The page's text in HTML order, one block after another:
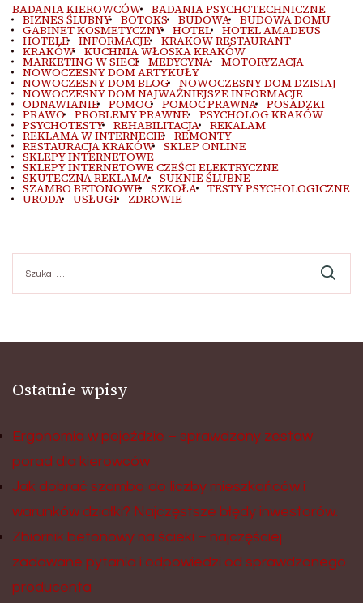
BADANIA KIEROWCÓW BADANIA PSYCHOTECHNICZNE
BIZNES ŚLUBNY BOTOKS BUDOWA BUDOWA DOMU
GABINET KOSMETYCZNY HOTEL HOTEL AMADEUS
HOTELE INFORMACJE KRAKOW RESTAURANT
KRAKÓW KUCHNIA WŁOSKA KRAKÓW
MARKETING W SIECI MEDYCYNA MOTORYZACJA
NOWOCZESNY DOM ARTYKUŁY
NOWOCZESNY DOM BLOG NOWOCZESNY DOM DZISIAJ
NOWOCZESNY DOM NAJWAŻNIEJSZE INFORMACJE
ODNAWIANIE POMOC POMOC PRAWNA POSADZKI
PRAWO PROBLEMY PRAWNE PSYCHOLOG KRAKÓW
PSYCHOTESTY REHABILITACJA REKALAM
REKLAMA W INTERNECIE REMONTY
RESTAURACJA KRAKÓW SKLEP ONLINE
SKLEPY INTERNETOWE
SKLEPY INTERNETOWE CZEŚCI ELEKTRYCZNE
SKUTECZNA REKLAMA SUKNIE ŚLUBNE
SZAMBO BETONOWE SZKOŁA TESTY PSYCHOLOGICZNE
URODA USŁUGI ZDROWIE
Ostatnie wpisy
Ergonomia w pojeździe – sprawdzony zestaw
porad dla kierowców
Jak dobrać szambo do liczby mieszkańców i
warunków działki? Najczęstsze błędy inwestorów.
Zbiornik betonowy na ścieki – najczęściej
zadawane pytania i odpowiedzi od sprawdzonego
producenta